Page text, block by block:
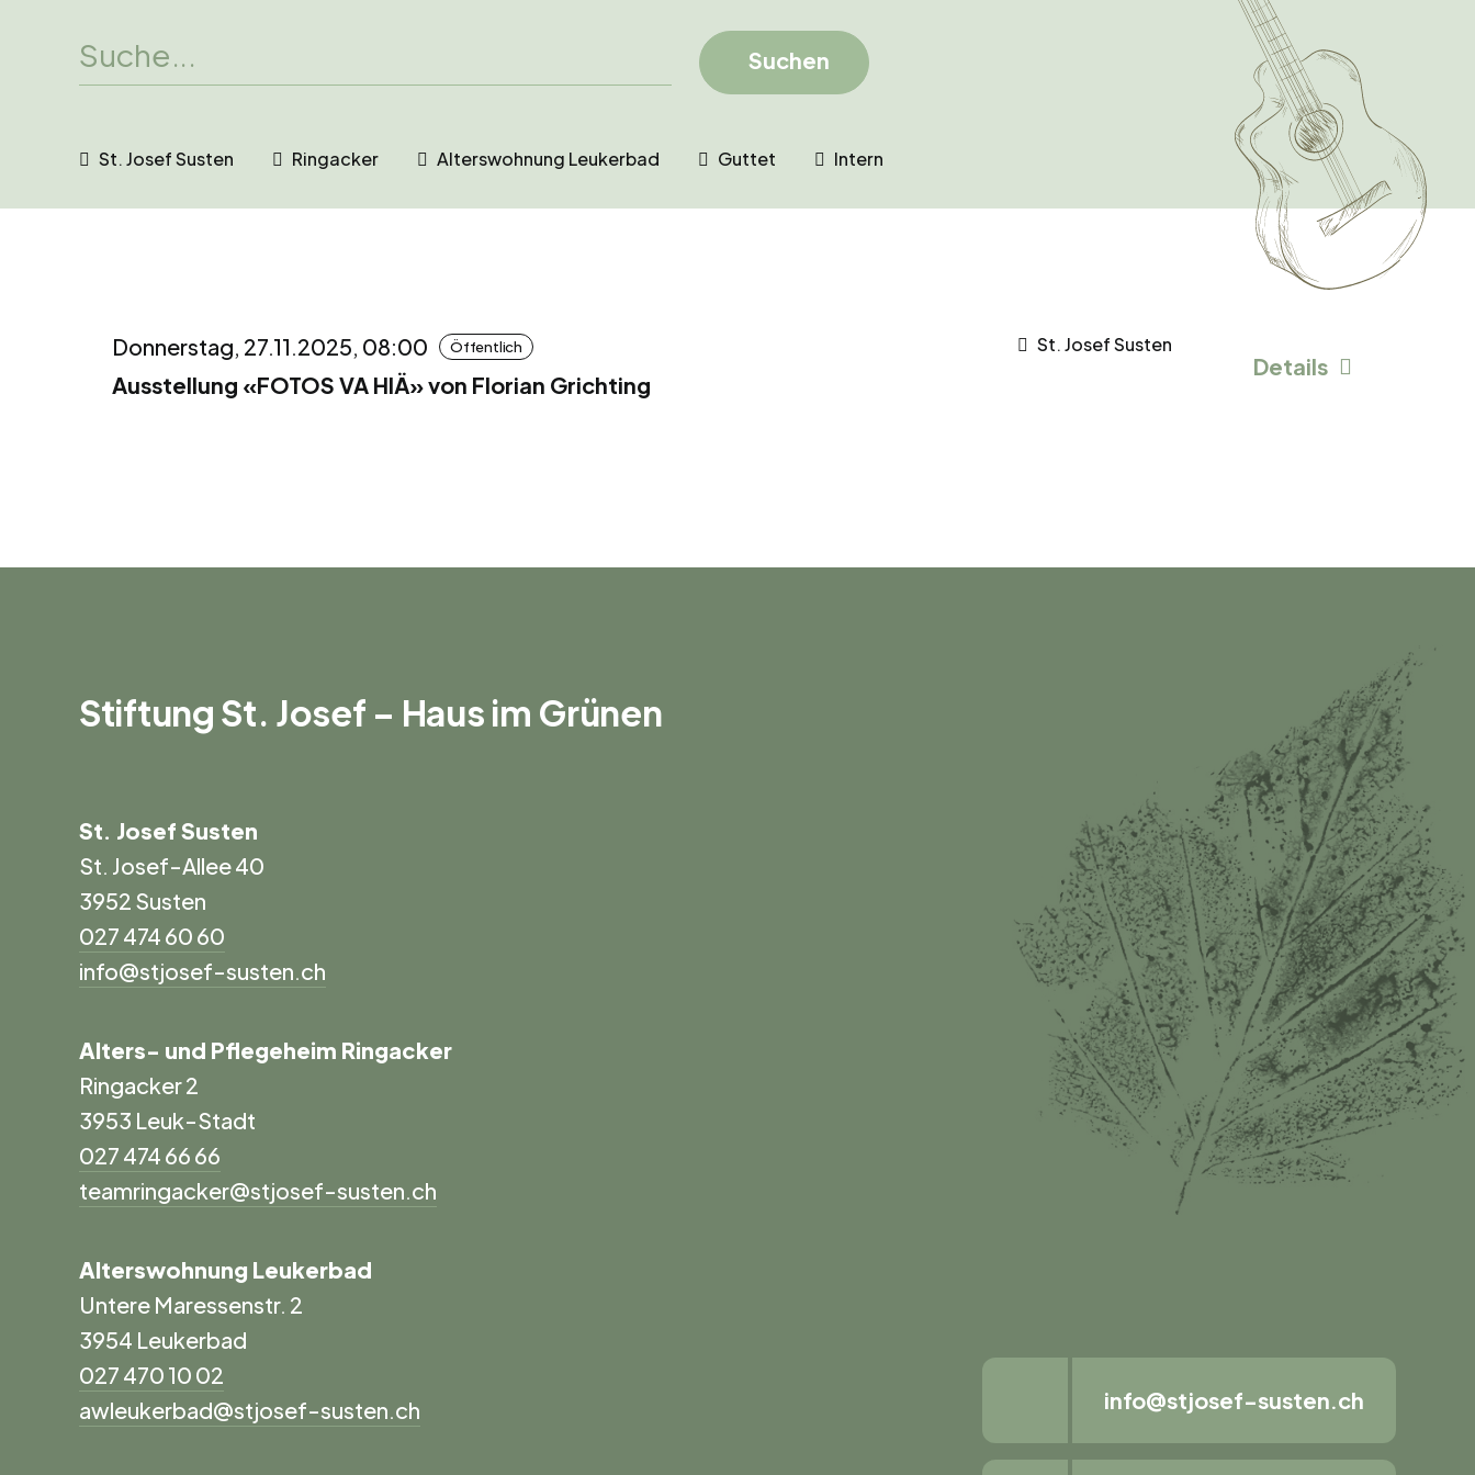
St. Josef Susten Ringacker Alterswohnung Leukerbad Guttet Intern
Suchen
Donnerstag, 27.11.2025, 08:00 Öffentlich St. Josef Susten
Ausstellung «FOTOS VA HIÄ» von Florian Grichting
Details
Stiftung St. Josef – Haus im Grünen
St. Josef Susten
St. Josef-Allee 40
3952 Susten
027 474 60 60
info@stjosef-susten.ch
Alters- und Pflegeheim Ringacker
Ringacker 2
3953 Leuk-Stadt
027 474 66 66
teamringacker@stjosef-susten.ch
Alterswohnung Leukerbad
Untere Maressenstr. 2
3954 Leukerbad
027 470 10 02
awleukerbad@stjosef-susten.ch
info@stjosef-susten.ch